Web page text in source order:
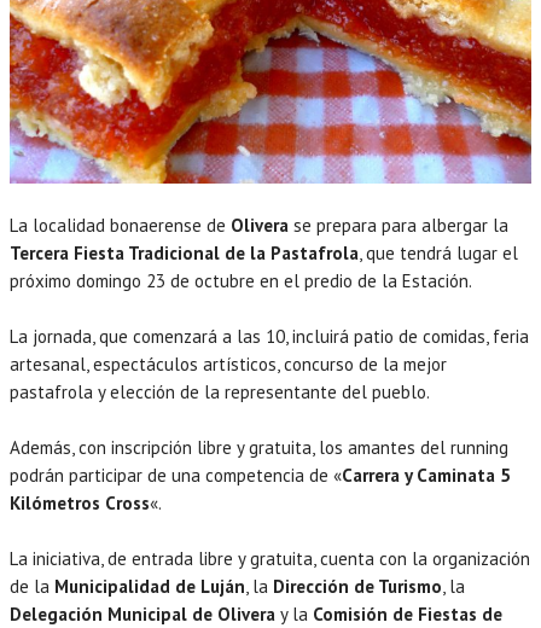
La localidad bonaerense de Olivera se prepara para albergar la
Tercera Fiesta Tradicional de la Pastafrola, que tendrá lugar el
próximo domingo 23 de octubre en el predio de la Estación.
La jornada, que comenzará a las 10, incluirá patio de comidas, feria
artesanal, espectáculos artísticos, concurso de la mejor
pastafrola y elección de la representante del pueblo.
Además, con inscripción libre y gratuita, los amantes del running
podrán participar de una competencia de «Carrera y Caminata 5
Kilómetros Cross«.
La iniciativa, de entrada libre y gratuita, cuenta con la organización
de la Municipalidad de Luján, la Dirección de Turismo, la
Delegación Municipal de Olivera y la Comisión de Fiestas de